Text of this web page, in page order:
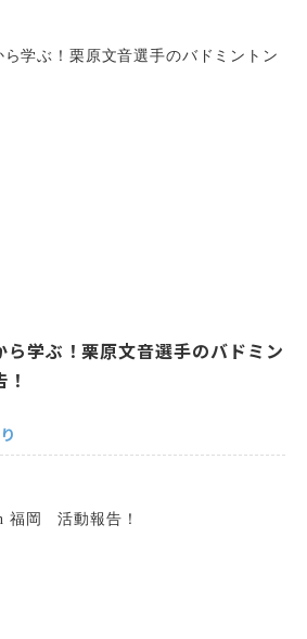
ら学ぶ！栗原文音選手のバドミン